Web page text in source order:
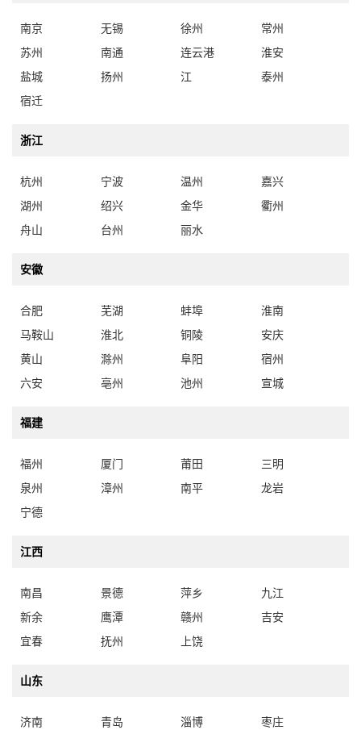
南京 无锡 徐州
常州
苏州
南通 连云港
淮安
盐城
扬州 江
泰州
宿迁
浙江
杭州 宁波 温州
嘉兴
湖州
绍兴 金华
衢州
舟山
台州 丽水
安徽
合肥 芜湖 蚌埠
淮南
马鞍山
淮北 铜陵
安庆
黄山
滁州 阜阳
宿州
六安
亳州 池州 宣城
福建
福州 厦门 莆田
三明
泉州
漳州 南平
龙岩
宁德
江西
南昌 景德 萍乡
九江
新余
鹰潭 赣州
吉安
宜春
抚州 上饶
山东
济南 青岛 淄博
枣庄